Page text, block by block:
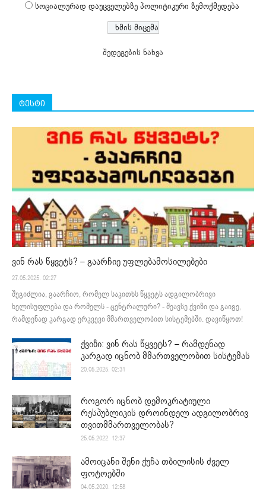
სოციალურად დაუცველებზე პოლიტიკური ზემოქმედება
შედეგების ნახვა
ტესტი
ვინ რას წყვეტს? – გაარჩიე უფლებამოსილებები
27.05.2025. 02:27
შეგიძლია, გაარჩიო, რომელ საკითხს წყვეტს ადგილობრივი
ხელისუფლება და რომელს - ცენტრალური? - შეავსე ქვიზი და გაიგე,
რამდენად კარგად ერკვევი მმართველობით სისტემებში. დავიწყოთ!
ქვიზი: ვინ რას წყვეტს? – რამდენად
კარგად იცნობ მმართველობით სისტემას
20.05.2025. 02:31
როგორ იცნობ დემოკრატიული
რესპუბლიკის დროინდელ ადგილობრივ
თვითმმართველობას?
25.05.2022. 12:37
ამოიცანი შენი ქუჩა თბილისის ძველ
ფოტოებში
04.05.2020. 12:58